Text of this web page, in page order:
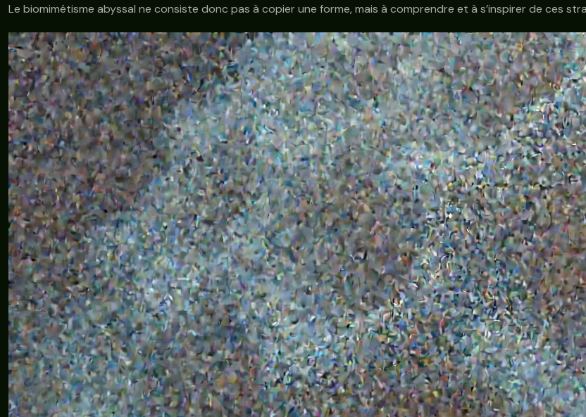
Le biomimétisme abyssal ne consiste donc pas à copier une forme, mais à comprendre et à s’inspirer de ces